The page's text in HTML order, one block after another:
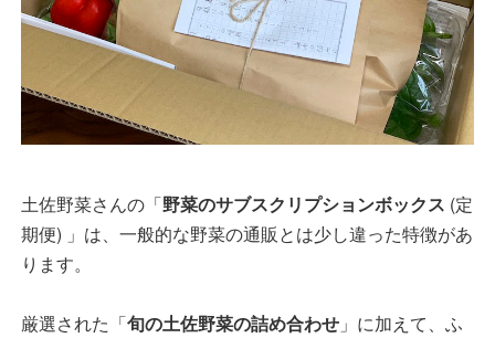
土佐野菜さんの「野菜のサブスクリプションボックス (定
期便) 」は、一般的な野菜の通販とは少し違った特徴があ
ります。
厳選された「旬の土佐野菜の詰め合わせ 」に加えて、ふ